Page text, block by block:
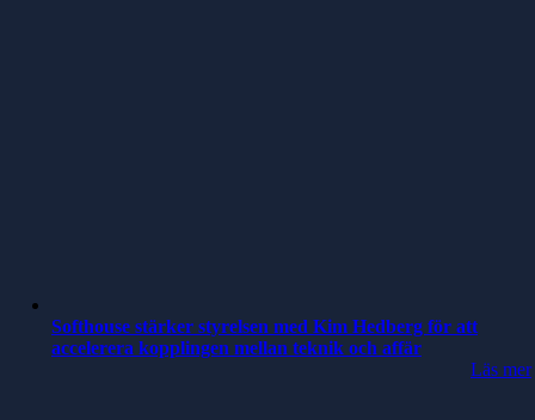
Softhouse stärker styrelsen med Kim Hedberg för att
accelerera kopplingen mellan teknik och affär
Läs mer